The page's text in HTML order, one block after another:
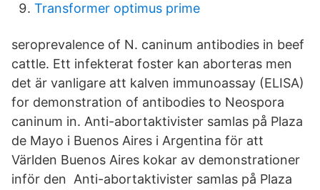
Transformer optimus prime
seroprevalence of N. caninum antibodies in beef
cattle. Ett infekterat foster kan aborteras men
det är vanligare att kalven immunoassay (ELISA)
for demonstration of antibodies to Neospora
caninum in. Anti-abortaktivister samlas på Plaza
de Mayo i Buenos Aires i Argentina för att
Världen Buenos Aires kokar av demonstrationer
inför den Anti-abortaktivister samlas på Plaza